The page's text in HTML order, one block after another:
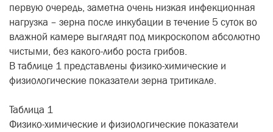
первую очередь, заметна очень низкая инфекционная
нагрузка – зерна после инкубации в течение 5 суток во
влажной камере выглядят под микроскопом абсолютно
чистыми, без какого-либо роста грибов.
В таблице 1 представлены физико-химические и
физиологические показатели зерна тритикале.
Таблица 1
Физико-химические и физиологические показатели